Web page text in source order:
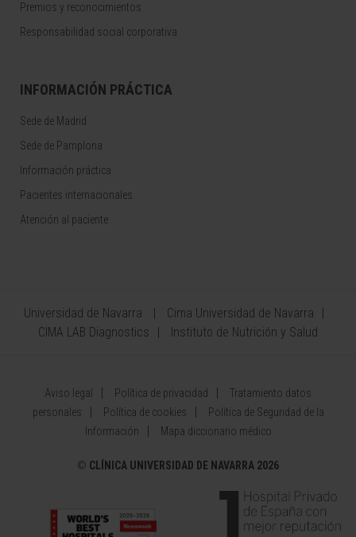
Premios y reconocimientos
Responsabilidad social corporativa
INFORMACIÓN PRÁCTICA
Sede de Madrid
Sede de Pamplona
Información práctica
Pacientes internacionales
Atención al paciente
Universidad de Navarra
Cima Universidad de Navarra
CIMA LAB Diagnostics
Instituto de Nutrición y Salud
Aviso legal Política de privacidad
Tratamiento datos
personales
Política de cookies
Política de Seguridad de la
Información
Mapa diccionario médico
© CLÍNICA UNIVERSIDAD DE NAVARRA 2026